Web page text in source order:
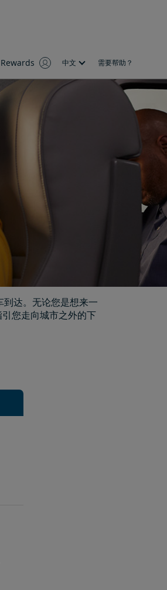
中文 需要帮助？
达。无论您是想来一
您走向城市之外的下